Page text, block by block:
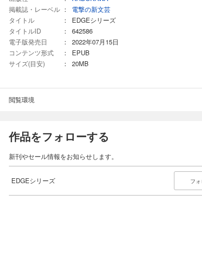
掲載誌・レーベル ：
電撃の新文芸
タイトル
：
EDGEシリーズ
タイトルID
：
642586
電子版発売日
：
2022年07月15日
コンテンツ形式
：
EPUB
サイズ(目安)
： 20MB
閲覧環境
作品をフォローする
新刊やセール情報をお知らせします。
EDGEシリーズ フ